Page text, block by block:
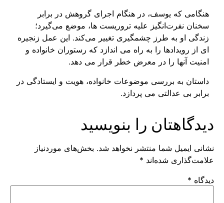
هنگامی که یوسف، در هنگام اجرای گروهش در برابر
سخنان نفرت‌انگیز علیه تروریست ها، موضع می‌گیرد؛
زندگی او به طرز چشمگیری تغییر می‌کند. این عمل زنجیره
ای از رویدادها را به راه می اندازد که رستوران خانواده و
امنیت آنها را در معرض خطر قرار می دهد.
داستان به بررسی موضوعات خانواده، هویت و ایستادگی در
برابر بی عدالتی می پردازد.
دیدگاهتان را بنویسید
نشانی ایمیل شما منتشر نخواهد شد. بخش‌های موردنیاز
علامت‌گذاری شده‌اند *
دیدگاه *